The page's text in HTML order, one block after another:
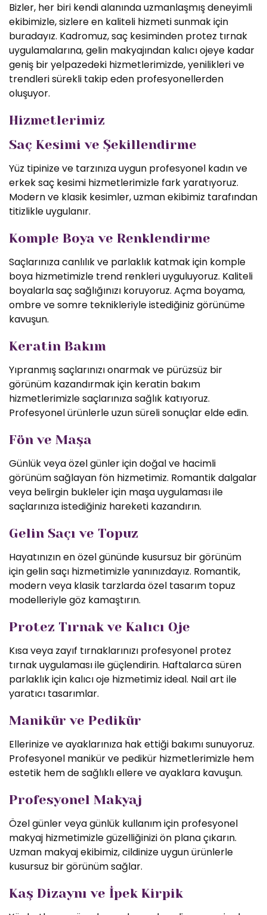
Bizler, her biri kendi alanında uzmanlaşmış deneyimli
ekibimizle, sizlere en kaliteli hizmeti sunmak için
buradayız. Kadromuz, saç kesiminden protez tırnak
uygulamalarına, gelin makyajından kalıcı ojeye kadar
geniş bir yelpazedeki hizmetlerimizde, yenilikleri ve
trendleri sürekli takip eden profesyonellerden
oluşuyor.
Hizmetlerimiz
Saç Kesimi ve Şekillendirme
Yüz tipinize ve tarzınıza uygun profesyonel kadın ve
erkek saç kesimi hizmetlerimizle fark yaratıyoruz.
Modern ve klasik kesimler, uzman ekibimiz tarafından
titizlikle uygulanır.
Komple Boya ve Renklendirme
Saçlarınıza canlılık ve parlaklık katmak için komple
boya hizmetimizle trend renkleri uyguluyoruz. Kaliteli
boyalarla saç sağlığınızı koruyoruz. Açma boyama,
ombre ve somre teknikleriyle istediğiniz görünüme
kavuşun.
Keratin Bakım
Yıpranmış saçlarınızı onarmak ve pürüzsüz bir
görünüm kazandırmak için keratin bakım
hizmetlerimizle saçlarınıza sağlık katıyoruz.
Profesyonel ürünlerle uzun süreli sonuçlar elde edin.
Fön ve Maşa
Günlük veya özel günler için doğal ve hacimli
görünüm sağlayan fön hizmetimiz. Romantik dalgalar
veya belirgin bukleler için maşa uygulaması ile
saçlarınıza istediğiniz hareketi kazandırın.
Gelin Saçı ve Topuz
Hayatınızın en özel gününde kusursuz bir görünüm
için gelin saçı hizmetimizle yanınızdayız. Romantik,
modern veya klasik tarzlarda özel tasarım topuz
modelleriyle göz kamaştırın.
Protez Tırnak ve Kalıcı Oje
Kısa veya zayıf tırnaklarınızı profesyonel protez
tırnak uygulaması ile güçlendirin. Haftalarca süren
parlaklık için kalıcı oje hizmetimiz ideal. Nail art ile
yaratıcı tasarımlar.
Manikür ve Pedikür
Ellerinize ve ayaklarınıza hak ettiği bakımı sunuyoruz.
Profesyonel manikür ve pedikür hizmetlerimizle hem
estetik hem de sağlıklı ellere ve ayaklara kavuşun.
Profesyonel Makyaj
Özel günler veya günlük kullanım için profesyonel
makyaj hizmetimizle güzelliğinizi ön plana çıkarın.
Uzman makyaj ekibimiz, cildinize uygun ürünlerle
kusursuz bir görünüm sağlar.
Kaş Dizaynı ve İpek Kirpik